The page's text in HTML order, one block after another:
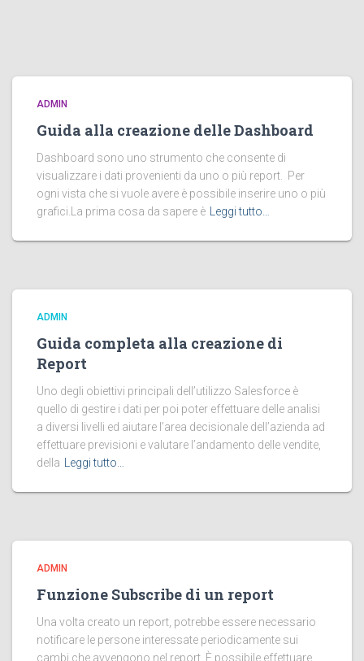
ADMIN
Guida alla creazione delle Dashboard
Dashboard sono uno strumento che consente di
visualizzare i dati provenienti da uno o più report. Per
ogni vista che si vuole avere è possibile inserire uno o più
grafici.La prima cosa da sapere è
Leggi tutto…
ADMIN
Guida completa alla creazione di
Report
Uno degli obiettivi principali dell’utilizzo Salesforce è
quello di gestire i dati per poi poter effettuare delle analisi
a diversi livelli ed aiutare l’area decisionale dell’azienda ad
effettuare previsioni e valutare l’andamento delle vendite,
della
Leggi tutto…
ADMIN
Funzione Subscribe di un report
Una volta creato un report, potrebbe essere necessario
notificare le persone interessate periodicamente sui
cambi che avvengono nel report. È possibile effettuare